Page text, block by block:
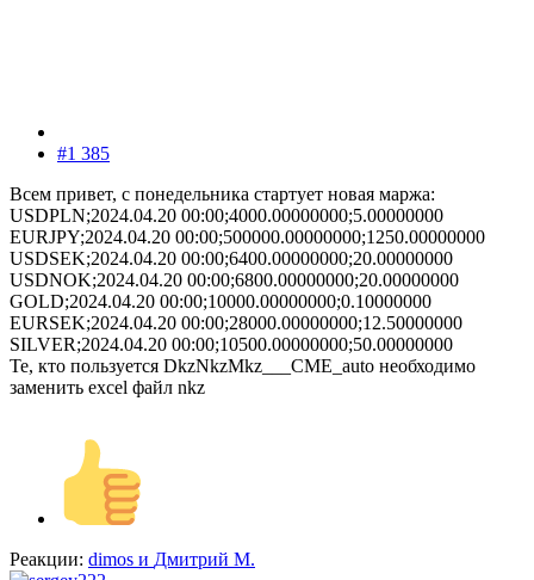
#1 385
Всем привет, с понедельника стартует новая маржа:
USDPLN;2024.04.20 00:00;4000.00000000;5.00000000
EURJPY;2024.04.20 00:00;500000.00000000;1250.00000000
USDSEK;2024.04.20 00:00;6400.00000000;20.00000000
USDNOK;2024.04.20 00:00;6800.00000000;20.00000000
GOLD;2024.04.20 00:00;10000.00000000;0.10000000
EURSEK;2024.04.20 00:00;28000.00000000;12.50000000
SILVER;2024.04.20 00:00;10500.00000000;50.00000000
Те, кто пользуется DkzNkzMkz___CME_auto необходимо
заменить excel файл nkz
Реакции: dimos и Дмитрий М.